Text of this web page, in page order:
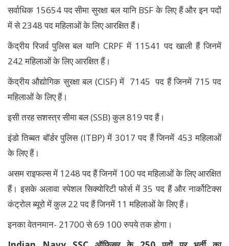
सर्वाधिक 15654 पद सीमा सुरक्षा बल यानि BSF के लिए हैं और इन पदों
में से 2348 पद महिलाओं के लिए आरक्षित हैं।
केंद्रीय रिजर्व पुलिस बल यानि CRPF में 11541 पद खाली हैं जिनमें
242 महिलाओं के लिए आरक्षित हैं।
केंद्रीय औद्योगिक सुरक्षा बल (CISF) में 7145 पद हैं जिनमें 715 पद
महिलाओं के लिए हैं।
इसी तरह सशस्त्र सीमा बल (SSB) कुल 819 पद हैं।
इंडो तिब्बत बॉर्डर पुलिस (ITBP) में 3017 पद हैं जिनमें 453 महिलाओं
के लिए हैं।
असम राइफल्स में 1248 पद हैं जिनमें 100 पद महिलाओं के लिए आरक्षित
हैं। इसके अलावा स्पेशल सिक्योरिटी फोर्स में 35 पद हैं और नार्कोटिक्स
कंट्रोल ब्यूरो में कुल 22 पद हैं जिनमें 11 महिलाओं के लिए हैं।
इनका वेतनमान- 21700 से 69 100 रुपये तक होगा।